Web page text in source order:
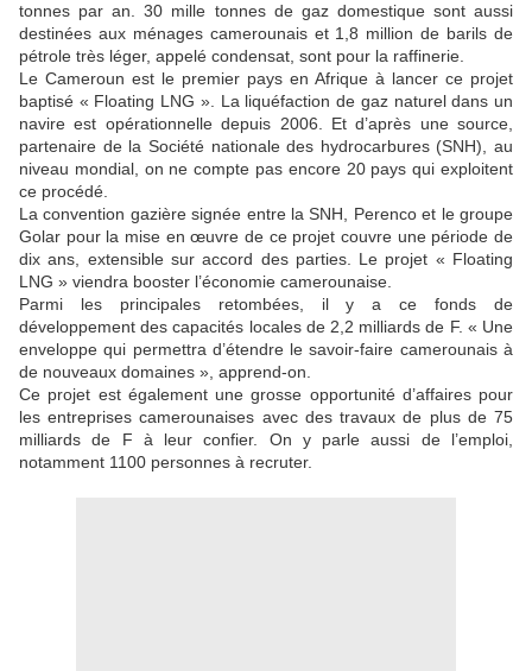
tonnes par an. 30 mille tonnes de gaz domestique sont aussi
destinées aux ménages camerounais et 1,8 million de barils de
pétrole très léger, appelé condensat, sont pour la raffinerie.
Le Cameroun est le premier pays en Afrique à lancer ce projet
baptisé « Floating LNG ». La liquéfaction de gaz naturel dans un
navire est opérationnelle depuis 2006. Et d’après une source,
partenaire de la Société nationale des hydrocarbures (SNH), au
niveau mondial, on ne compte pas encore 20 pays qui exploitent
ce procédé.
La convention gazière signée entre la SNH, Perenco et le groupe
Golar pour la mise en œuvre de ce projet couvre une période de
dix ans, extensible sur accord des parties. Le projet « Floating
LNG » viendra booster l’économie camerounaise.
Parmi les principales retombées, il y a ce fonds de
développement des capacités locales de 2,2 milliards de F. « Une
enveloppe qui permettra d’étendre le savoir-faire camerounais à
de nouveaux domaines », apprend-on.
Ce projet est également une grosse opportunité d’affaires pour
les entreprises camerounaises avec des travaux de plus de 75
milliards de F à leur confier. On y parle aussi de l’emploi,
notamment 1100 personnes à recruter.